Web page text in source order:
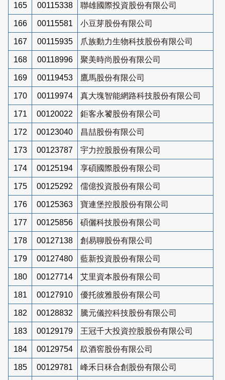
165 00115338 聯雄國際投資股份有限公司
166 00115581 小豆芽股份有限公司
167 00115935 爪族動力生物科技股份有限公司
168 00118996 聚美時尚股份有限公司
169 00119453 鷹馬股份有限公司
170 00119974 真大塊智能網路科技股份有限公司
171 00120022 鉅客永饕股份有限公司
172 00123040 昌喆股份有限公司
173 00123787 宇力控股股份有限公司
174 00125194 享碩國際股份有限公司
175 00125292 儒億投資股份有限公司
176 00125363 寶連堡控股股份有限公司
177 00125856 碩儷科技股份有限公司
178 00127138 創易聊股份有限公司
179 00127480 藍新投資股份有限公司
180 00127714 艾里資本股份有限公司
181 00127910 優托彼雅股份有限公司
182 00128832 騰元儀控科技股份有限公司
183 00129179 王冠千大投資控股股份有限公司
184 00129754 镹酒窖股份有限公司
185 00129781 峰禾日秝合創股份有限公司